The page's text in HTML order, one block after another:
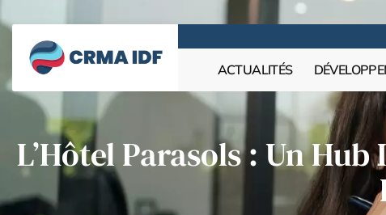
ACTUALITÉS
L’Hôtel Parasols : Un